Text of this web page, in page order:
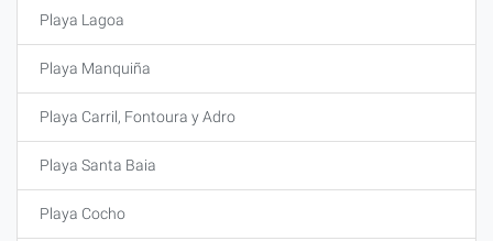
Playa Lagoa
Playa Manquiña
Playa Carril, Fontoura y Adro
Playa Santa Baia
Playa Cocho